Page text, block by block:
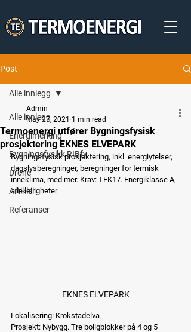
Post
Alle innlegg
Energimerking
Bygningsfysikk RIBfy
Drone
Artikler
Referanser
Alle innlegg
Termoenergi utfører Bygningsfysisk
prosjektering EKNES ELVEPARK
Admin
May 27, 2021 1 min read
Bygningsfysisk prosjektering, inkl. energiytelser,
dagslysberegninger, beregninger for termisk
inneklima, med mer. Krav: TEK17. Energiklasse A,
alle leiligheter
EKNES ELVEPARK
Lokalisering: Krokstadelva
Prosjekt: Nybygg. Tre boligblokker på 4 og 5